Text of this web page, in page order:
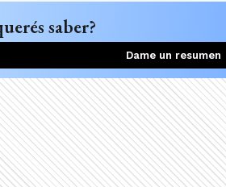
saber?
Dame un resumen